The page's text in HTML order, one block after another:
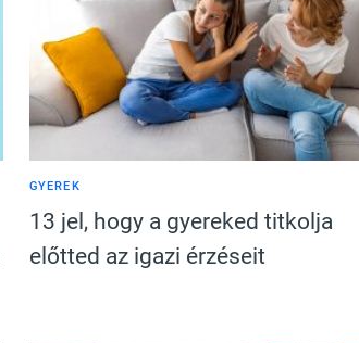
GYEREK
13 jel, hogy a gyereked titkolja
előtted az igazi érzéseit